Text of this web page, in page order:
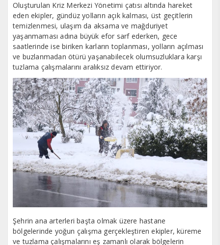
Oluşturulan Kriz Merkezi Yönetimi çatısı altında hareket
eden ekipler, gündüz yolların açık kalması, üst geçitlerin
temizlenmesi, ulaşım da aksama ve mağduriyet
yaşanmaması adına büyük efor sarf ederken, gece
saatlerinde ise biriken karların toplanması, yolların açılması
ve buzlanmadan ötürü yaşanabilecek olumsuzluklara karşı
tuzlama çalışmalarını aralıksız devam ettiriyor.
Şehrin ana arterleri başta olmak üzere hastane
bölgelerinde yoğun çalışma gerçekleştiren ekipler, küreme
ve tuzlama çalışmalarını eş zamanlı olarak bölgelerin